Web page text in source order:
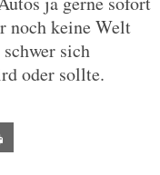
noch keine Welt
sich
oder sollte.